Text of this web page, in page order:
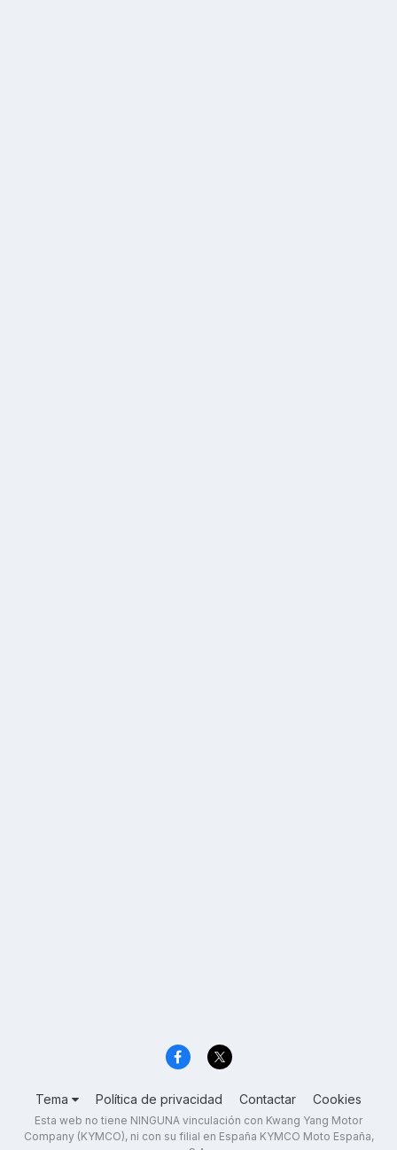
Tema Política de privacidad Contactar Cookies
Esta web no tiene NINGUNA vinculación con Kwang Yang Motor
Company (KYMCO), ni con su filial en España KYMCO Moto España,